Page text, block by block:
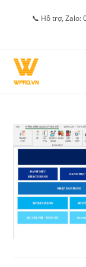
📞 Hỗ trợ, Zalo: